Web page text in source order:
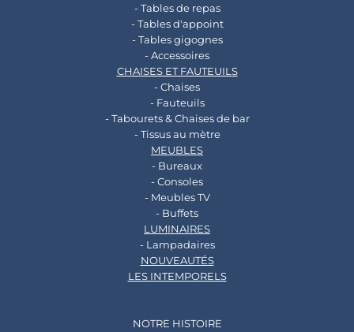
- Tables de repas
- Tables d'appoint
- Tables gigognes
- Accessoires
CHAISES ET FAUTEUILS
- Chaises
- Fauteuils
- Tabourets & Chaises de bar
- Tissus au mètre
MEUBLES
- Bureaux
- Consoles
- Meubles TV
- Buffets
LUMINAIRES
- Lampadaires
NOUVEAUTÉS
LES INTEMPORELS
NOTRE HISTOIRE